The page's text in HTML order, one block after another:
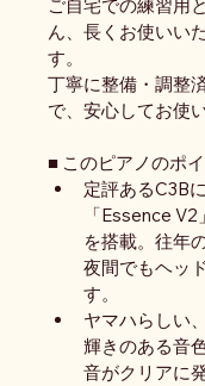
ご自宅での練習用
ん、長くお使いい
す。
丁寧に整備・調整
で、安心してお使
■ このピアノのポ
定評あるC3B
「Essence
を搭載。往年
夜間でもヘッ
す。
ヤマハらしい
輝きのある音
音がクリアに